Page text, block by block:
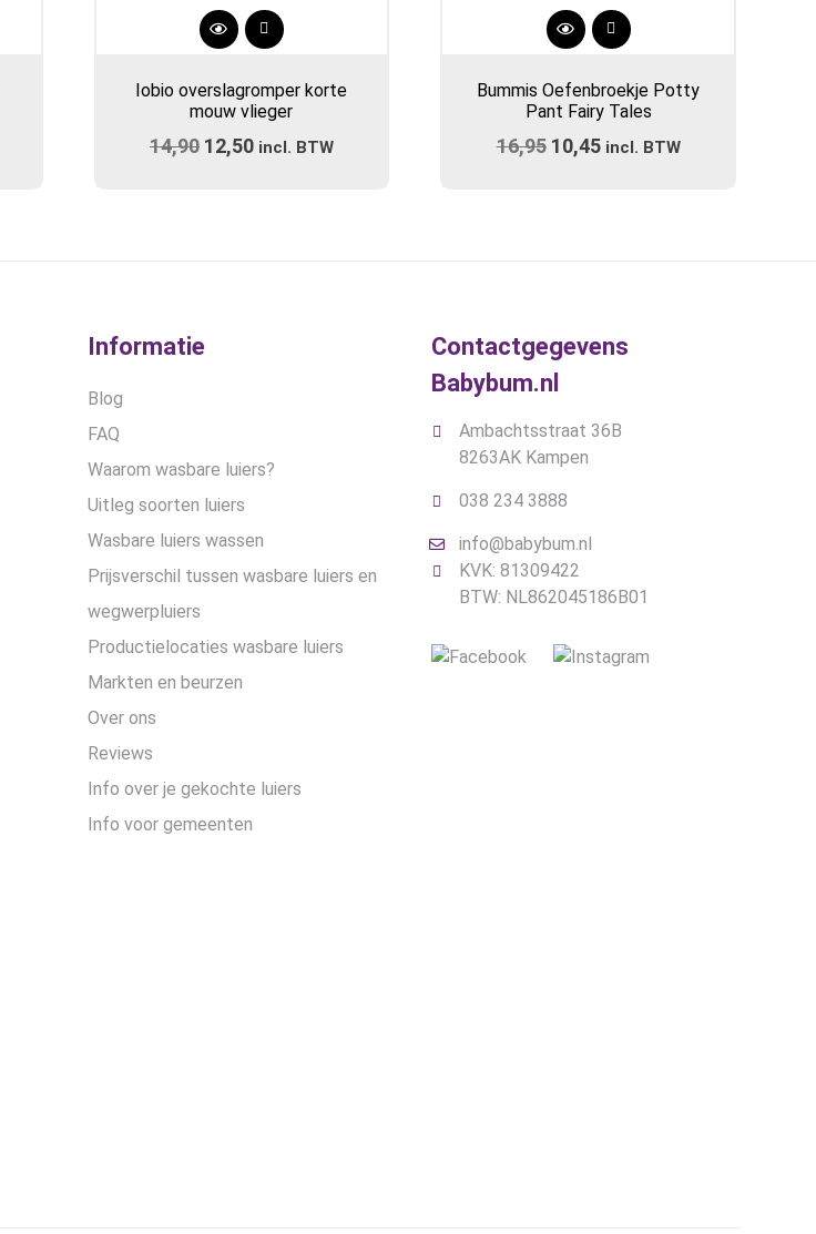
Dit
heeft
meerdere
variaties.
Iobio overslagromper korte
mouw vlieger
14,90 Oorspronkelijke
12,50Huidige
incl. BTW
Dit
heeft
meerdere
variaties.
productpagina
Bummis Oefenbroekje Potty
Pant Fairy Tales
16,95 Oorspronkelijke
10,45Huidige
incl. BTW
Informatie
Blog
FAQ
Waarom wasbare luiers?
Uitleg soorten luiers
Wasbare luiers wassen
Prijsverschil tussen wasbare luiers en
wegwerpluiers
Productielocaties wasbare luiers
Markten en beurzen
Over ons
Reviews
Info over je gekochte luiers
Info voor gemeenten
Contactgegevens
Babybum.nl
Ambachtsstraat 36B
8263AK Kampen
038 234 3888
info@babybum.nl
KVK: 81309422
BTW: NL862045186B01